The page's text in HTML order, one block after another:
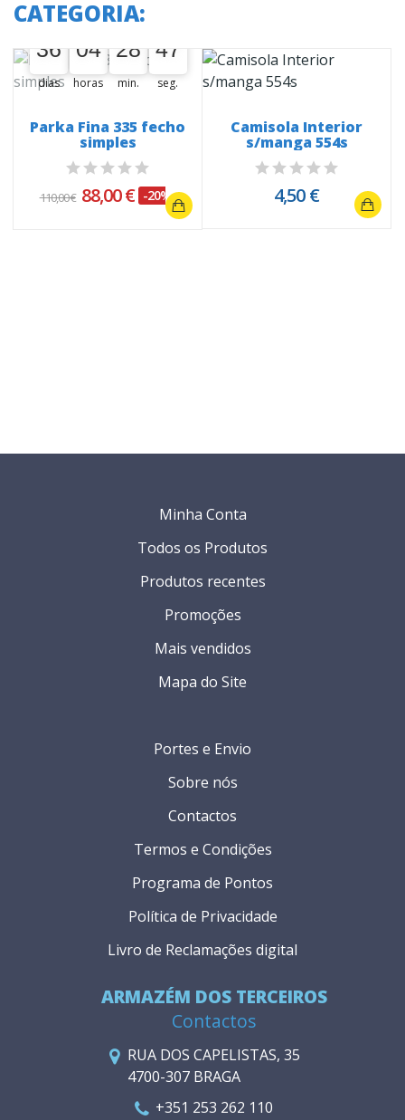
CATEGORIA:
A oferta termina em:
36
36
00
dias
04
04
00
horas
28
28
00
min.
46
47
seg.
Parka Fina 335 fecho
simples
110,00 € 88,00 € -20%
Camisola Interior
s/manga 554s
4,50 €
ARMAZÉM DOS TERCEIROS
Contactos
RUA DOS CAPELISTAS, 35
4700-307 BRAGA
+351 253 262 110
Portes e Envio
Sobre nós
Contactos
Termos e Condições
Programa de Pontos
Política de Privacidade
Livro de Reclamações digital
Minha Conta
Todos os Produtos
Produtos recentes
Promoções
Mais vendidos
Mapa do Site